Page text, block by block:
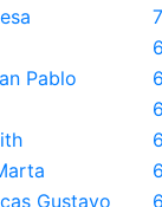
7
6
Pablo
6
6
6
6
Gustavo
6